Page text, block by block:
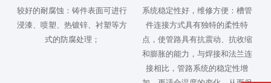
较好的耐腐蚀：铸件表面可进行
浸漆、喷塑、热镀锌、衬塑等方
式的防腐处理；
系统稳定性好，维修方便：槽管
件连接方式具有独特的柔性特
点，使管路具有抗震动、抗收缩
和膨胀的能力，与焊接和法兰连
接相比，管路系统的稳定性增